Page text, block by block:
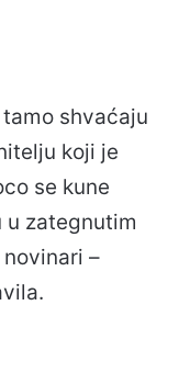
shvaćaju
koji je
se kune
u zategnutim
–